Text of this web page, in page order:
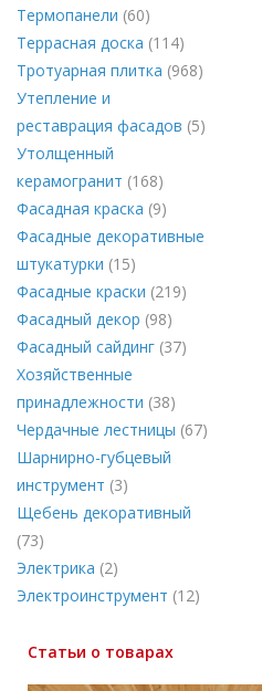
Термопанели (60)
Террасная доска (114)
Тротуарная плитка (968)
Утепление и
реставрация фасадов (5)
Утолщенный
керамогранит (168)
Фасадная краска (9)
Фасадные декоративные
штукатурки (15)
Фасадные краски (219)
Фасадный декор (98)
Фасадный сайдинг (37)
Хозяйственные
принадлежности (38)
Чердачные лестницы (67)
Шарнирно-губцевый
инструмент (3)
Щебень декоративный
(73)
Электрика (2)
Электроинструмент (12)
Статьи о товарах